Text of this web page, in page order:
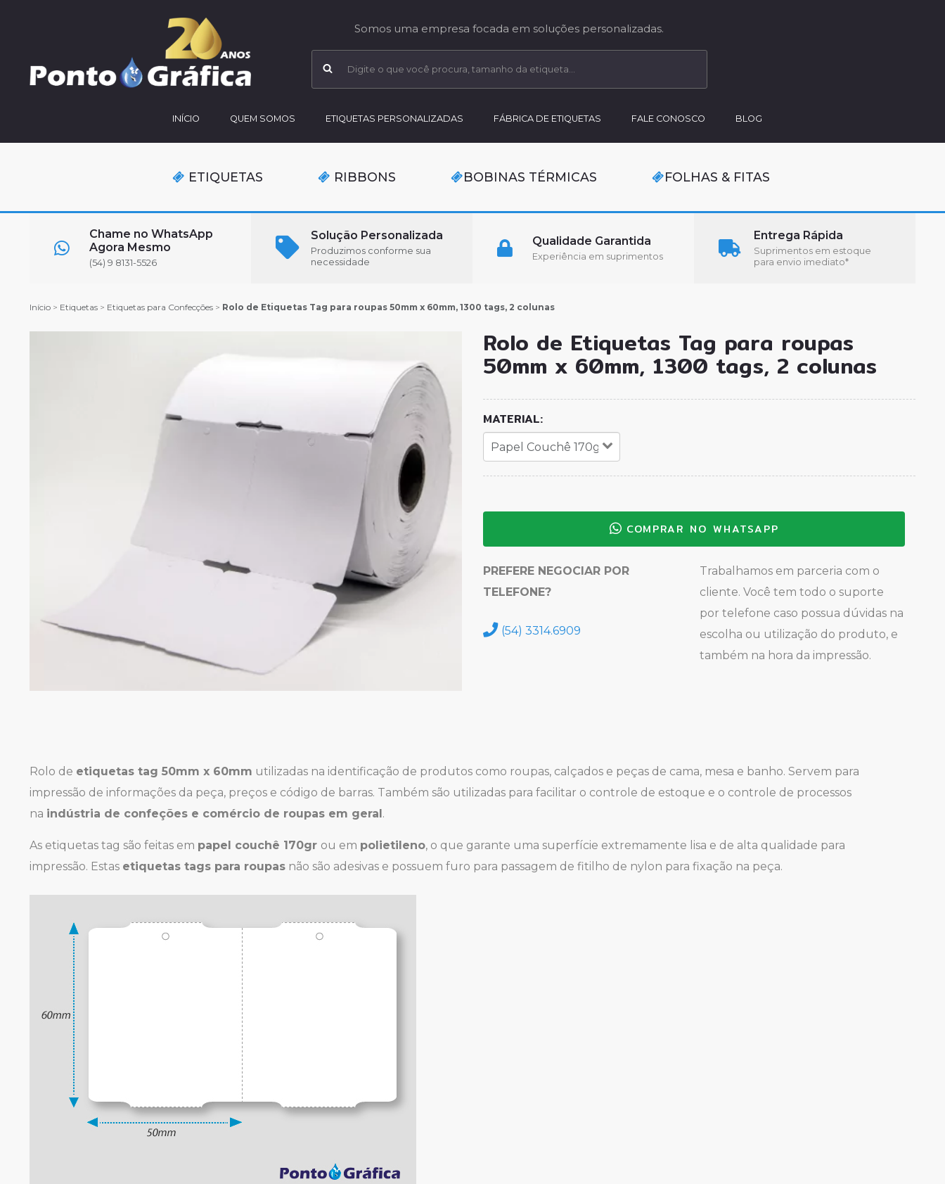
Somos uma empresa focada em soluções personalizadas.
INÍCIO QUEM SOMOS ETIQUETAS PERSONALIZADAS FÁBRICA DE ETIQUETAS FALE CONOSCO BLOG
ETIQUETAS RIBBONS BOBINAS TÉRMICAS FOLHAS & FITAS
Chame no WhatsApp
Agora Mesmo
(54) 9 8131-5526
Solução Personalizada
Produzimos conforme sua
necessidade
Qualidade Garantida
Experiência em suprimentos
Entrega Rápida
Suprimentos em estoque
para envio imediato*
Início > Etiquetas > Etiquetas para Confecções > Rolo de Etiquetas Tag para roupas 50mm x 60mm, 1300 tags, 2 colunas
Rolo de Etiquetas Tag para roupas
50mm x 60mm, 1300 tags, 2 colunas
MATERIAL:
COMPRAR NO WHATSAPP
PREFERE NEGOCIAR POR
TELEFONE?
(54) 3314.6909
Trabalhamos em parceria com o
cliente. Você tem todo o suporte
por telefone caso possua dúvidas na
escolha ou utilização do produto, e
também na hora da impressão.
Rolo de etiquetas tag 50mm x 60mm utilizadas na identificação de produtos como roupas, calçados e peças de cama, mesa e banho. Servem para
impressão de informações da peça, preços e código de barras. Também são utilizadas para facilitar o controle de estoque e o controle de processos
na indústria de confeções e comércio de roupas em geral.
As etiquetas tag são feitas em papel couchê 170gr ou em polietileno, o que garante uma superfície extremamente lisa e de alta qualidade para
impressão. Estas etiquetas tags para roupas não são adesivas e possuem furo para passagem de fitilho de nylon para fixação na peça.